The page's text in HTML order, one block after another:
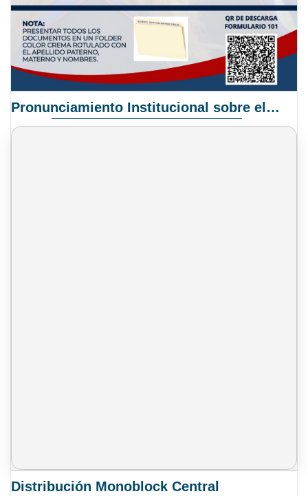
Pronunciamiento Institucional sobre el Proyecto de Ley N° 068/2025-2026 C.S.
Distribución Monoblock Central